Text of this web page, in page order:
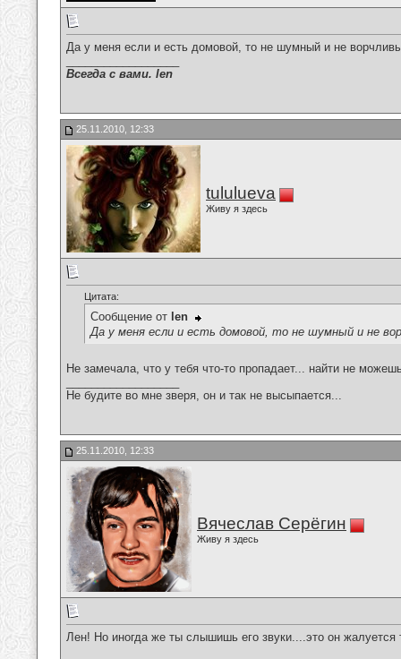
Да у меня если и есть домовой, то не шумный и не
Всегда с вами. len
25.11.2010, 12:33
tululueva
Живу я здесь
Цитата:
Сообщение от len
Да у меня если и есть домовой, то не шумный и не
Не замечала, что у тебя что-то пропадает... найти не
Не будите во мне зверя, он и так не высыпается...
25.11.2010, 12:33
Вячеслав Серёгин
Живу я здесь
Лен! Но иногда же ты слышишь его звуки....это он жалуется